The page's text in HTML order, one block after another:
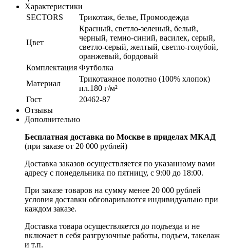
Характеристики
SECTORS
Трикотаж, белье, Промоодежда
Цвет
Красный, светло-зеленый, белый,
черный, темно-синий, василек, серый,
светло-серый, желтый, светло-голубой,
оранжевый, бордовый
Комплектация Футболка
Материал
Трикотажное полотно (100% хлопок)
пл.180 г/м²
Гост
20462-87
Отзывы
Дополнительно
Бесплатная доставка по Москве в приделах МКАД
(при заказе от 20 000 рублей)
Доставка заказов осуществляется по указанному вами
адресу c понедельника по пятницу, с 9:00 до 18:00.
При заказе товаров на сумму менее 20 000 рублей
условия доставки обговариваются индивидуально при
каждом заказе.
Доставка товара осуществляется до подъезда и не
включает в себя разгрузочные работы, подъем, такелаж
и т.п.